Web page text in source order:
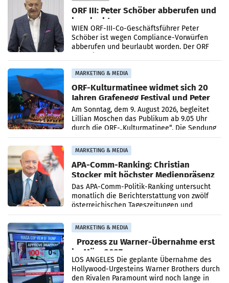
ORF III: Peter Schöber abberufen und
beurlaubt
WIEN ORF-III-Co-Geschäftsführer Peter
Schöber ist wegen Compliance-Vorwürfen
abberufen und beurlaubt worden. Der ORF
MARKETING & MEDIA
ORF-Kulturmatinee widmet sich 20
Jahren Grafenegg Festival und Peter
Simonischek
Am Sonntag, dem 9. August 2026, begleitet
Lillian Moschen das Publikum ab 9.05 Uhr
durch die ORF-„Kulturmatinee“. Die Sendung
startet mit der Dokumentation „20 Jahre
Grafenegg
MARKETING & MEDIA
APA-Comm-Ranking: Christian
Stocker mit höchster Medienpräsenz
im Juli
Das APA-Comm-Politik-Ranking untersucht
monatlich die Berichterstattung von zwölf
österreichischen Tageszeitungen und
analysiert, welche Politikerinnen und
Politiker Österreichs die
MARKETING & MEDIA
Prozess zu Warner-Übernahme erst
im März 2027
LOS ANGELES Die geplante Übernahme des
Hollywood-Urgesteins Warner Brothers durch
den Rivalen Paramount wird noch lange in